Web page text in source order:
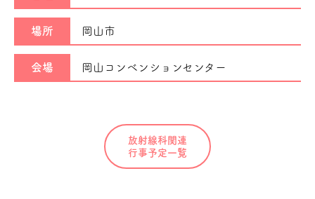
場所 岡山市
会場 岡山コンベンションセンター
放射線科関連
行事予定一覧